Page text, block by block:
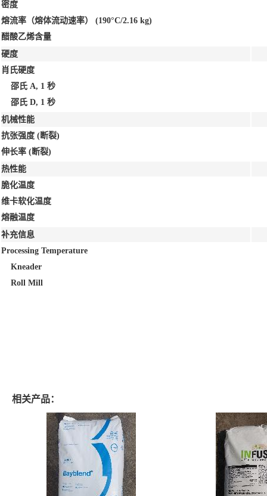
密度
熔流率（熔体流动速率） (190°C/2.16 kg)
醋酸乙烯含量
硬度
肖氏硬度
邵氏 A, 1 秒
邵氏 D, 1 秒
机械性能
抗张强度 (断裂)
伸长率 (断裂)
热性能
脆化温度
维卡软化温度
熔融温度
补充信息
Processing Temperature
Kneader
Roll Mill
相关产品：